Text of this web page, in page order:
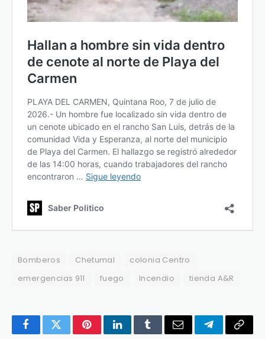
Bomberos Chetumal
colonia Centro
emergencias 911
fuego Incendio tienda A&R
FacebookTwitterPinterestLinkedInTumblrEmail TelegramCopy